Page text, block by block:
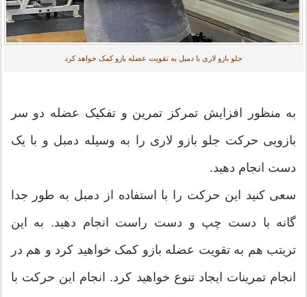
جلو بازو لاری با دمبل به تقویت عضله بازو کمک خواهد کرد
به منظور افزایش تمرکز تمرین و تفکیک عضله دو سر
بازویی حرکت جلو بازو لاری را به وسیله دمبل و با یک
دست انجام دهید.
سعی کنید این حرکت را با استفاده از دمبل به طور جدا
گانه با دست چپ و دست راست انجام دهید. به این
تریتب هم به تقویت عضله بازو کمک خواهید کرد و هم در
انجام تمرینات ایجاد تنوع خواهید کرد. انجام این حرکت با